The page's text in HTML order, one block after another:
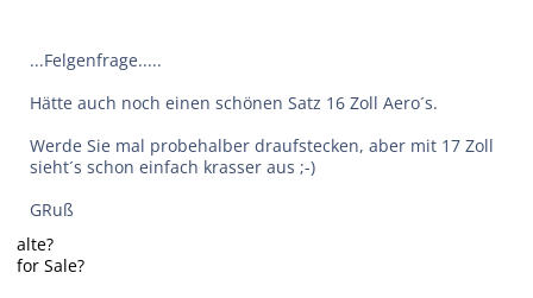
...Felgenfrage.....
Hätte auch noch einen schönen Satz 16 Zoll Aero´s.
Werde Sie mal probehalber draufstecken, aber mit 17 Zoll
sieht´s schon einfach krasser aus ;-)
GRuß
alte?
for Sale?